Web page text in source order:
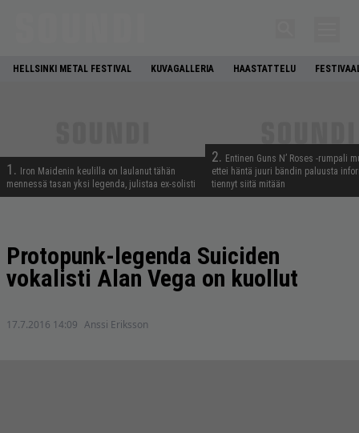
HELLSINKI METAL FESTIVAL KUVAGALLERIA HAASTATTELU
1.
Iron Maidenin keulilla on laulanut tähän
mennessä tasan yksi legenda, julistaa ex-solisti
2. Entinen Guns N’ Roses -rumpali
ettei häntä juuri bändin paluusta
tiennyt siitä mitään
Protopunk-legenda Suiciden
vokalisti Alan Vega on kuollut
17.7.2016 14:09 Anssi Eriksson